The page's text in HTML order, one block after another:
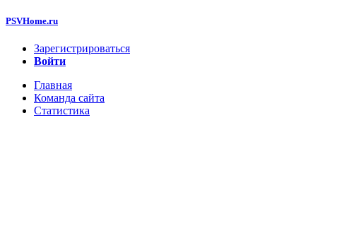
PSVHome.ru
Зарегистрироваться
Войти
Главная
Команда сайта
Статистика